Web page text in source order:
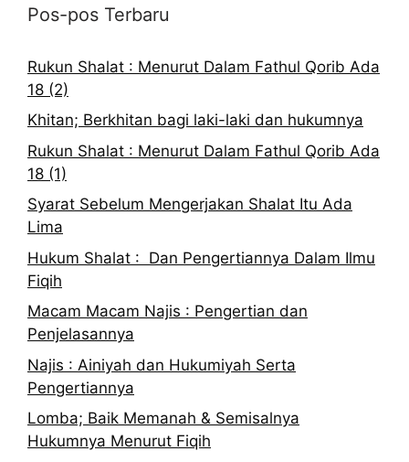
Pos-pos Terbaru
Rukun Shalat : Menurut Dalam Fathul Qorib Ada
18 (2)
Khitan; Berkhitan bagi laki-laki dan hukumnya
Rukun Shalat : Menurut Dalam Fathul Qorib Ada
18 (1)
Syarat Sebelum Mengerjakan Shalat Itu Ada
Lima
Hukum Shalat : Dan Pengertiannya Dalam Ilmu
Fiqih
Macam Macam Najis : Pengertian dan
Penjelasannya
Najis : Ainiyah dan Hukumiyah Serta
Pengertiannya
Lomba; Baik Memanah & Semisalnya
Hukumnya Menurut Fiqih